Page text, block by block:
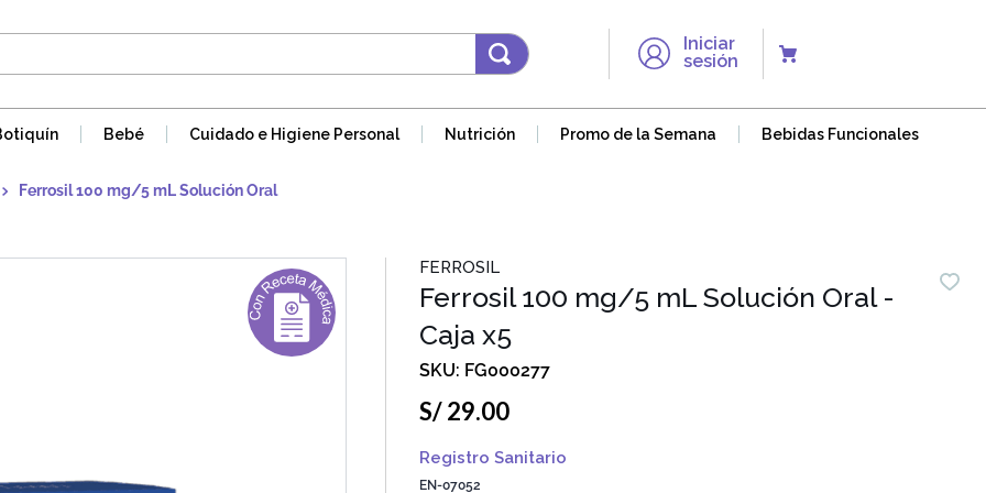
Iniciar
sesión
Bebé Cuidado e Higiene Personal Nutrición Promo de la Semana Bebidas Funcionales
Ferrosil 100 mg/5 mL Solución Oral
FERROSIL
Ferrosil 100 mg/5 mL Solución Oral -
Caja x5
FG000277
S/29.00
Registro Sanitario
EN-07052